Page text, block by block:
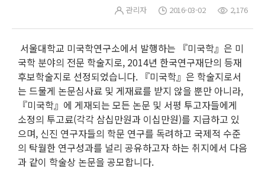
관리자 2016-03-02 2,176
서울대학교 미국학연구소에서 발행하는 『미국학』은 미
국학 분야의 전문 학술지로, 2014년 한국연구재단의 등재
후보학술지로 선정되었습니다. 『미국학』은 학술지로서
는 드물게 논문심사료 및 게재료를 받지 않을 뿐만 아니라,
『미국학』에 게재되는 모든 논문 및 서평 투고자들에게
소정의 투고료(각각 삼십만원과 이십만원)를 지급하고 있
으며, 신진 연구자들의 학문 연구를 독려하고 국제적 수준
의 탁월한 연구성과를 널리 공유하고자 하는 취지에서 다음
과 같이 학술상 논문을 공모합니다.